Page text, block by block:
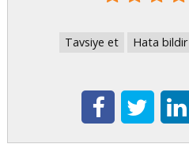
Tavsiye et Hata bildir